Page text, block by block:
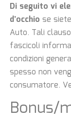
Di seguito vi
d’occhio se
Auto. Tali
fascicoli
condizioni
spesso non
consumatore.
Bonus/